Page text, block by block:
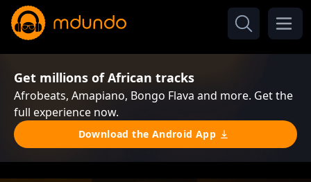
Get millions of African tracks
Afrobeats, Amapiano, Bongo Flava and more. Get the
full experience now.
Download the Android App